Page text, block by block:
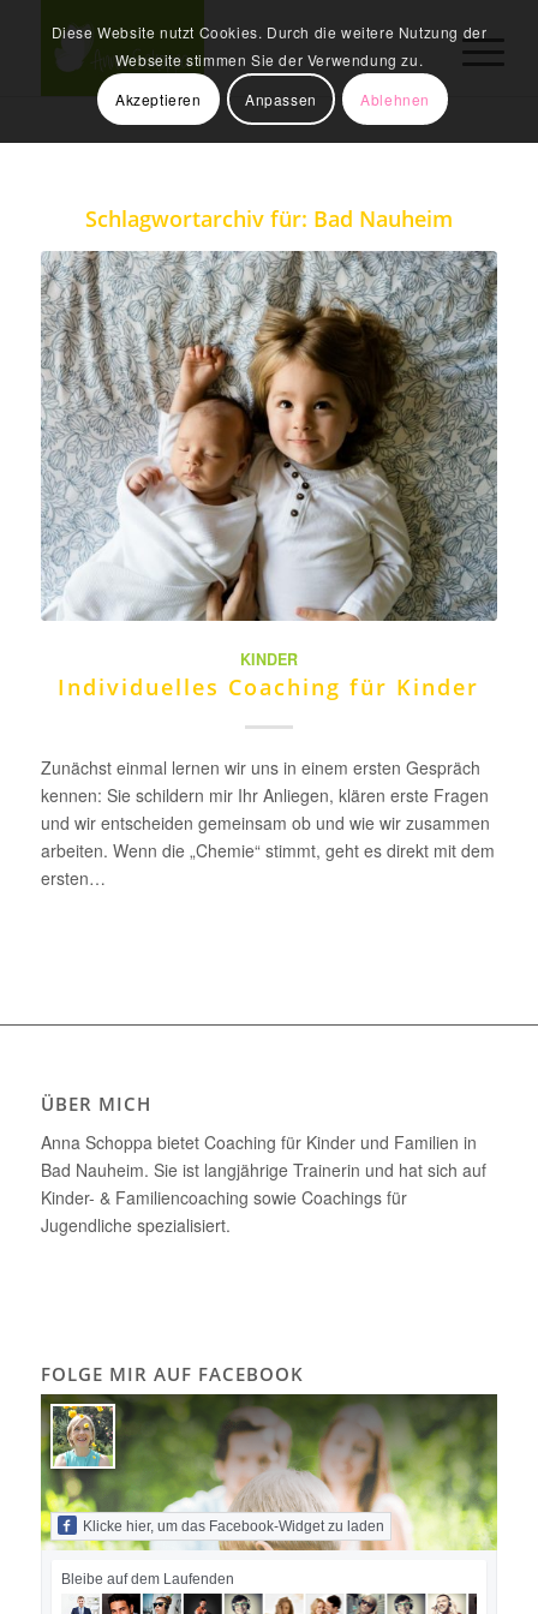
Schlagwortarchiv für: Bad Nauheim
KINDER
Individuelles Coaching für Kinder
Zunächst einmal lernen wir uns in einem ersten Gespräch
kennen: Sie schildern mir Ihr Anliegen, klären erste Fragen
und wir entscheiden gemeinsam ob und wie wir zusammen
arbeiten. Wenn die „Chemie“ stimmt, geht es direkt mit dem
ersten…
ÜBER MICH
Anna Schoppa bietet Coaching für Kinder und Familien in
Bad Nauheim. Sie ist langjährige Trainerin und hat sich auf
Kinder- & Familiencoaching sowie Coachings für
Jugendliche spezialisiert.
FOLGE MIR AUF FACEBOOK
Klicke hier, um das Facebook-Widget zu laden
Bleibe auf dem Laufenden
Diese Website nutzt Cookies. Durch die weitere Nutzung der
Webseite stimmen Sie der Verwendung zu.
Akzeptieren
Anpassen Ablehnen